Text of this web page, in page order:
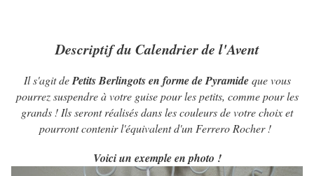
Descriptif du Calendrier de l'Avent
Il s'agit dePetits Berlingots en forme de Pyramideque vous
pourrez suspendre à votre guise pour les petits, comme pour les
grands ! Ils seront réalisés dans les couleurs de votre choix et
pourront contenir l'équivalent d'un Ferrero Rocher !
Voici un exemple en photo !